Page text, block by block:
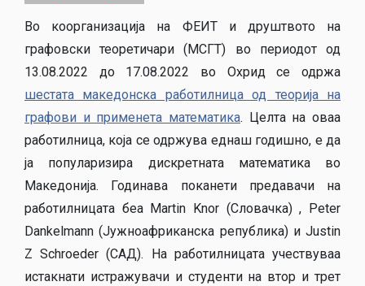
Во коорганизација на ФЕИТ и друштвото на
графовски теоретичари (МСГТ) во периодот од
13.08.2022 до 17.08.2022 во Охрид се одржа
шестата македонска работилница од теорија на
графови и применета математика. Целта на оваа
работилница, која се одржува еднаш годишно, е да
ја популаризира дискретната математика во
Македонија. Годинава поканети предавачи на
работилницата беа Martin Knor (Словачка) , Peter
Dankelmann (Јужноафриканска република) и Justin
Z Schroeder (САД). На работилницата учествуваа
истакнати истражувачи и студенти на втор и трет